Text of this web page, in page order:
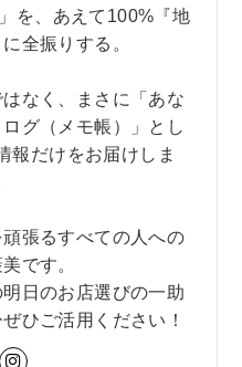
を、あえて100%『地
全振りする。
なく、まさに「あな
グ（メモ帳）」とし
報だけをお届けしま
張るすべての人への
です。
日のお店選びの一助
ひご活用ください！